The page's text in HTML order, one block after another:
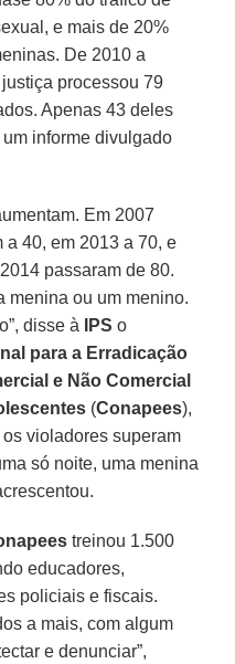
e mais de 20%
De 2010 a
processou 79
Apenas 43 deles
informe divulgado
Em 2007
a 40, em 2013 a 70, e
passaram de 80.
menina ou um menino.
disse à
IPS o
para a Erradicação
e Não Comercial
(Conapees),
os violadores superam
só noite, uma menina
treinou 1.500
educadores,
policiais e fiscais.
a mais, com algum
e denunciar”,